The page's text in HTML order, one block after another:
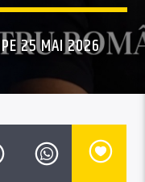
PE 25 MAI 2026